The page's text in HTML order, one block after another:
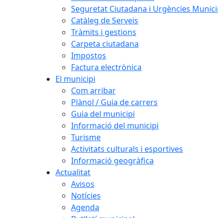
Seguretat Ciutadana i Urgències
Catàleg de Serveis
Tràmits i gestions
Carpeta ciutadana
Impostos
Factura electrònica
El municipi
Com arribar
Plànol / Guia de carrers
Guia del municipi
Informació del municipi
Turisme
Activitats culturals i esportives
Informació geogràfica
Actualitat
Avisos
Notícies
Agenda